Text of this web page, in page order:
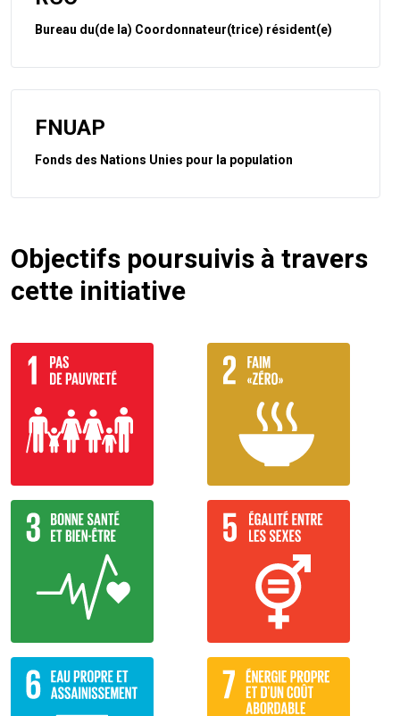
Bureau du(de la) Coordonnateur(trice) résident(e)
FNUAP
Fonds des Nations Unies pour la population
Objectifs poursuivis à travers
cette initiative